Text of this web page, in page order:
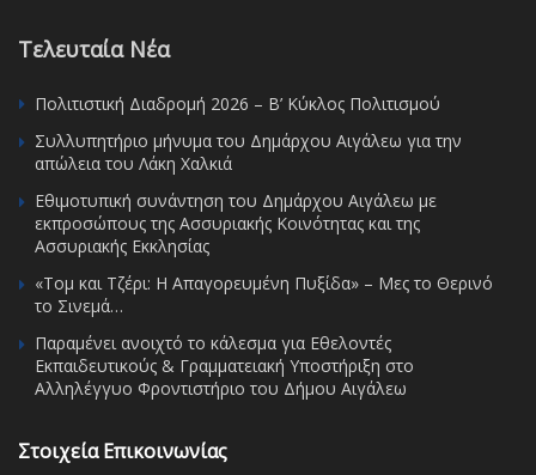
Τελευταία Νέα
Πολιτιστική Διαδρομή 2026 – Β’ Κύκλος Πολιτισμού
Συλλυπητήριο μήνυμα του Δημάρχου Αιγάλεω για την
απώλεια του Λάκη Χαλκιά
Εθιμοτυπική συνάντηση του Δημάρχου Αιγάλεω με
εκπροσώπους της Ασσυριακής Κοινότητας και της
Ασσυριακής Εκκλησίας
«Τομ και Τζέρι: Η Απαγορευμένη Πυξίδα» – Μες το Θερινό
το Σινεμά…
Παραμένει ανοιχτό το κάλεσμα για Εθελοντές
Εκπαιδευτικούς & Γραμματειακή Υποστήριξη στο
Αλληλέγγυο Φροντιστήριο του Δήμου Αιγάλεω
Στοιχεία Επικοινωνίας